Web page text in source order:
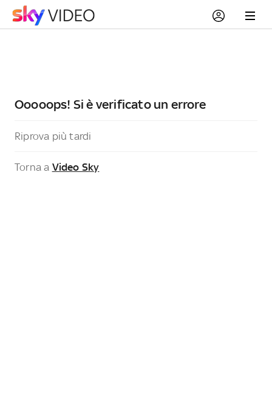
Ooooops! Si è verificato un errore
Riprova più tardi
Torna a Video Sky